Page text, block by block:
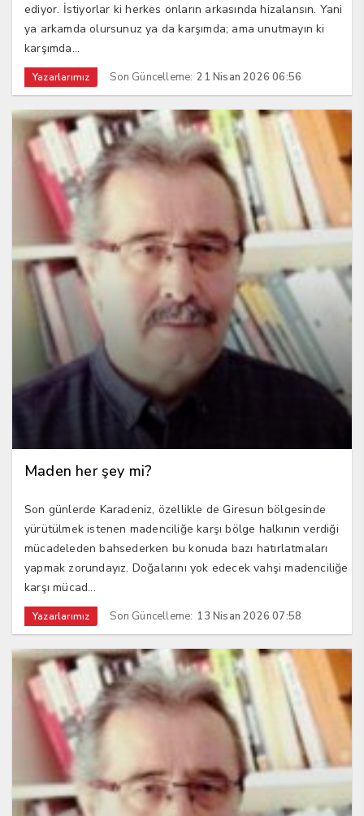
ediyor. İstiyorlar ki herkes onların arkasında hizalansın. Yani
ya arkamda olursunuz ya da karşımda; ama unutmayın ki
karşımda...
Yazarlarımız Son Güncelleme: 21 Nisan 2026 06:56
Maden her şey mi?
Son günlerde Karadeniz, özellikle de Giresun bölgesinde
yürütülmek istenen madenciliğe karşı bölge halkının verdiği
mücadeleden bahsederken bu konuda bazı hatırlatmaları
yapmak zorundayız. Doğalarını yok edecek vahşi madenciliğe
karşı mücad...
Yazarlarımız Son Güncelleme: 13 Nisan 2026 07:58